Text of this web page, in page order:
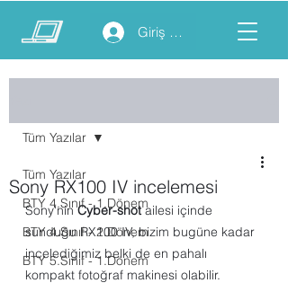
Giriş yap
Tüm Yazılar
BTY 4.Sınıf - 1.Dönem
BTY 4.Sınıf - 2.Dönem
BTY 5.Sınıf - 1.Dönem
Tüm Yazılar
Sony RX100 IV incelemesi
Sony'nin Cyber-shot ailesi içinde
sunduğu RX100 IV, bizim bugüne kadar
incelediğimiz belki de en pahalı
kompakt fotoğraf makinesi olabilir.